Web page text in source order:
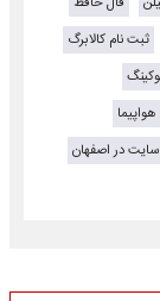
ثبت نام کالابرگ
در اصفهان